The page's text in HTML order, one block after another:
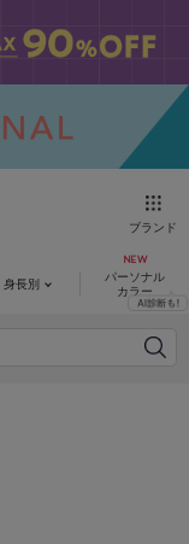
ブランド
身長別
パーソナル
カラー